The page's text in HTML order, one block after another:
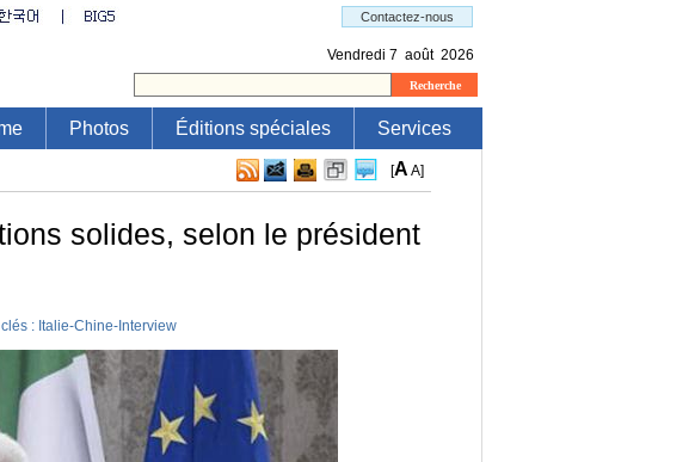
Photos Éditions spéciales Services
[A A]
solides, selon le président
: Italie-Chine-Interview